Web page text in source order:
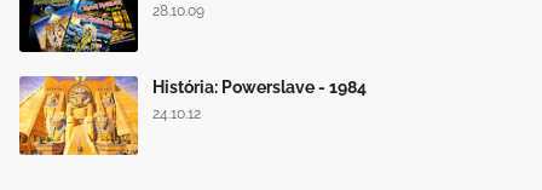
28.10.09
História: Powerslave - 1984
24.10.12